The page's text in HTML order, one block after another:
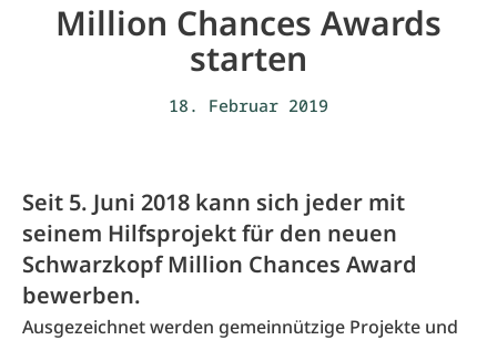
Million Chances Awards
starten
18. Februar 2019
Seit 5. Juni 2018 kann sich jeder mit
seinem Hilfsprojekt für den neuen
Schwarzkopf Million Chances Award
bewerben.
Ausgezeichnet werden gemeinnützige Projekte und